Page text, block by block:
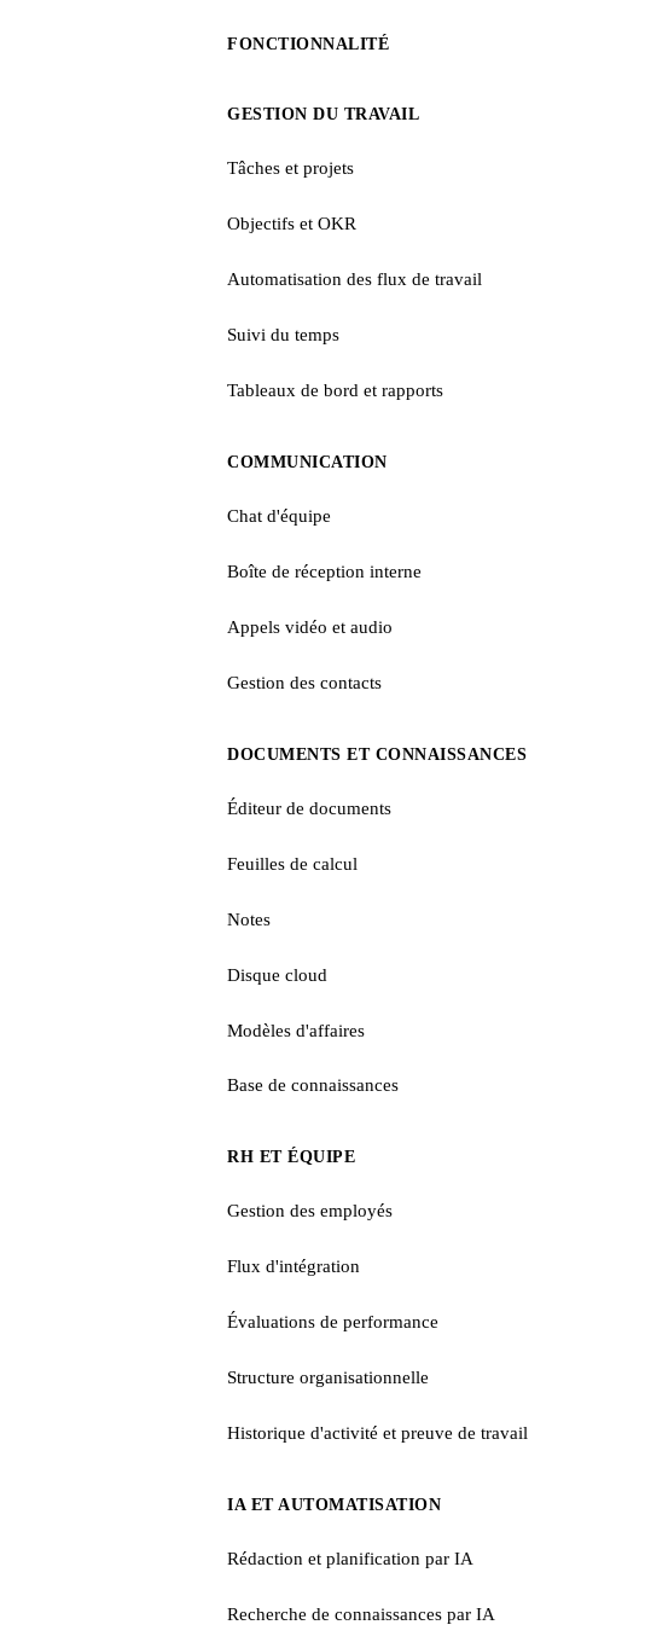
FONCTIONNALITÉ
GESTION DU TRAVAIL
Tâches et projets
Objectifs et OKR
Automatisation des flux de travail
Suivi du temps
Tableaux de bord et rapports
COMMUNICATION
Chat d'équipe
Boîte de réception interne
Appels vidéo et audio
Gestion des contacts
DOCUMENTS ET CONNAISSANCES
Éditeur de documents
Feuilles de calcul
Notes
Disque cloud
Modèles d'affaires
Base de connaissances
RH ET ÉQUIPE
Gestion des employés
Flux d'intégration
Évaluations de performance
Structure organisationnelle
Historique d'activité et preuve de travail
IA ET AUTOMATISATION
Rédaction et planification par IA
Recherche de connaissances par IA